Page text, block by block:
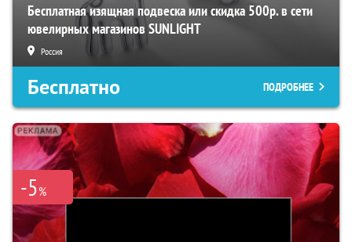
Бесплатная изящная подвеска или скидка 500р. в сети
ювелирных магазинов SUNLIGHT
Россия
Бесплатно ПОДРОБНЕЕ
-5%